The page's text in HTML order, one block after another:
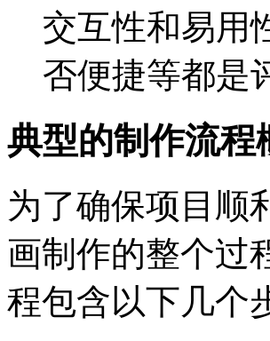
交互性和易用
否便捷等都是
典型的制作流程
为了确保项目顺
画制作的整个过
程包含以下几个